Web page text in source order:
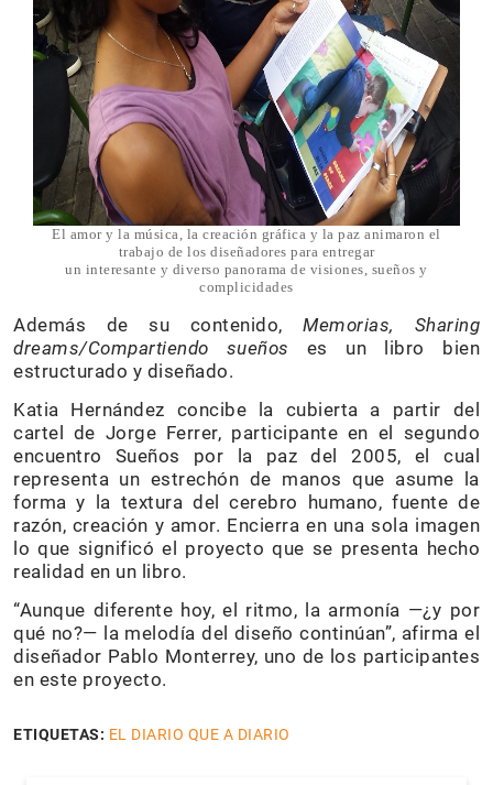
El amor y la música, la creación gráfica y la paz animaron el
trabajo de los diseñadores para entregar
un interesante y diverso panorama de visiones, sueños y
complicidades
Además de su contenido,Memorias, Sharing
dreams/Compartiendo sueños es un libro bien
estructurado y diseñado.
Katia Hernández concibe la cubierta a partir del
cartel de Jorge Ferrer, participante en el segundo
encuentro Sueños por la paz del 2005, el cual
representa un estrechón de manos que asume la
forma y la textura del cerebro humano, fuente de
razón, creación y amor. Encierra en una sola imagen
lo que significó el proyecto que se presenta hecho
realidad en un libro.
“Aunque diferente hoy, el ritmo, la armonía —¿y por
qué no?— la melodía del diseño continúan”, afirma el
diseñador Pablo Monterrey, uno de los participantes
en este proyecto.
ETIQUETAS: EL DIARIO QUE A DIARIO